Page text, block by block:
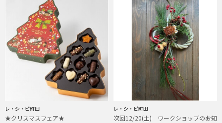
レ・シ・ピ町田
★クリスマスフェア★
レ・シ・ピ町田
次回12/20(土) ワークショップのお知